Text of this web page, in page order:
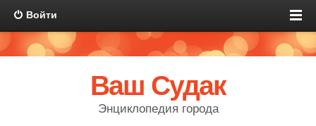
Войти
Ваш Судак
Энциклопедия города